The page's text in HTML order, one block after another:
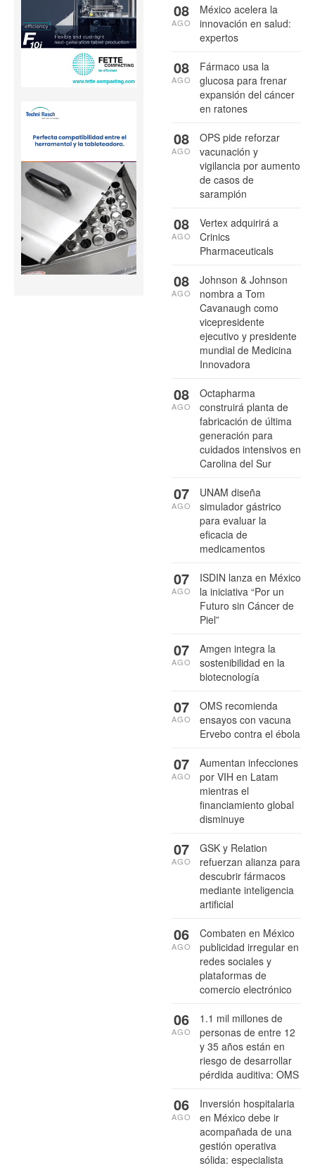
México acelera la
innovación en salud:
expertos
08
AGO
Fármaco usa la
glucosa para frenar
expansión del cáncer
en ratones
08
AGO
OPS pide reforzar
vacunación y
vigilancia por aumento
de casos de
sarampión
08
AGO
Vertex adquirirá a
Crinics
Pharmaceuticals
08
AGO
Johnson & Johnson
nombra a Tom
Cavanaugh como
vicepresidente
ejecutivo y presidente
mundial de Medicina
Innovadora
08
AGO
Octapharma
construirá planta de
fabricación de última
generación para
cuidados intensivos en
Carolina del Sur
08
AGO
UNAM diseña
simulador gástrico
para evaluar la
eficacia de
medicamentos
07
AGO
ISDIN lanza en México
la iniciativa “Por un
Futuro sin Cáncer de
Piel”
07
AGO
Amgen integra la
sostenibilidad en la
biotecnología
07
AGO
OMS recomienda
ensayos con vacuna
Ervebo contra el ébola
07
AGO
Aumentan infecciones
por VIH en Latam
mientras el
financiamiento global
disminuye
07
AGO
GSK y Relation
refuerzan alianza para
descubrir fármacos
mediante inteligencia
artificial
07
AGO
Combaten en México
publicidad irregular en
redes sociales y
plataformas de
comercio electrónico
06
AGO
1.1 mil millones de
personas de entre 12
y 35 años están en
riesgo de desarrollar
pérdida auditiva: OMS
06
AGO
Inversión hospitalaria
en México debe ir
acompañada de una
gestión operativa
sólida: especialista
06
AGO